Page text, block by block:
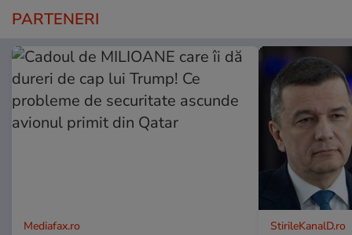
PARTENERI
Mediafax.ro StirileKanalD.ro